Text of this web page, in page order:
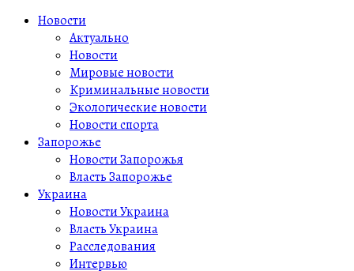
Новости
Актуально
Новости
Мировые новости
Криминальные новости
Экологические новости
Новости спорта
Запорожье
Новости Запорожья
Власть Запорожье
Украина
Новости Украина
Власть Украина
Расследования
Интервью